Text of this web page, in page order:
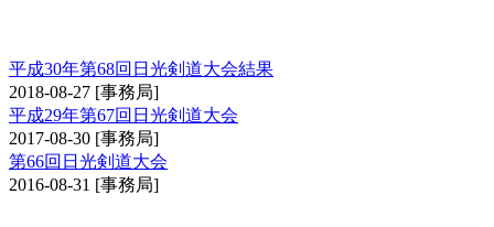
平成30年第68回日光剣道大会結果
2018-08-27 [事務局]
平成29年第67回日光剣道大会
2017-08-30 [事務局]
第66回日光剣道大会
2016-08-31 [事務局]